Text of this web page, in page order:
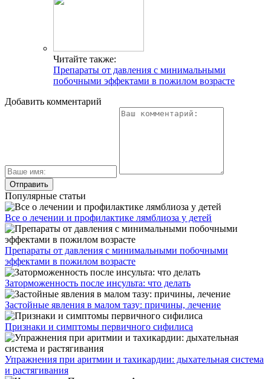
Читайте также:
Препараты от давления с минимальными
побочными эффектами в пожилом возрасте
Добавить комментарий
Популярные статьи
Все о лечении и профилактике лямблиоза у детей
Препараты от давления с минимальными побочными
эффектами в пожилом возрасте
Заторможенность после инсульта: что делать
Застойные явления в малом тазу: причины, лечение
Признаки и симптомы первичного сифилиса
Упражнения при аритмии и тахикардии: дыхательная система
и растягивания